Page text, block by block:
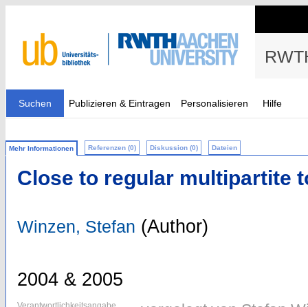
Suchen Publizieren & Eintragen Personalisieren Hilfe
Mehr Informationen Referenzen (0) Diskussion (0) Dateien
Close to regular multipartite
Winzen, Stefan (Author)
2004 & 2005